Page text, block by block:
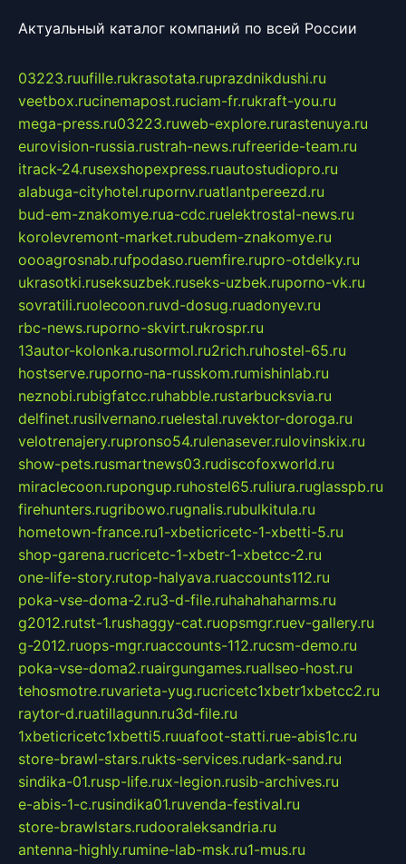
Актуальный каталог компаний по всей России
03223.ruufille.rukrasotata.ruprazdnikdushi.ru
veetbox.rucinemapost.ruciam-fr.rukraft-you.ru
mega-press.ru03223.ruweb-explore.rurastenuya.ru
eurovision-russia.rustrah-news.rufreeride-team.ru
itrack-24.rusexshopexpress.ruautostudiopro.ru
alabuga-cityhotel.rupornv.ruatlantpereezd.ru
bud-em-znakomye.rua-cdc.ruelektrostal-news.ru
korolevremont-market.rubudem-znakomye.ru
oooagrosnab.rufpodaso.ruemfire.rupro-otdelky.ru
ukrasotki.ruseksuzbek.ruseks-uzbek.ruporno-vk.ru
sovratili.ruolecoon.ruvd-dosug.ruadonyev.ru
rbc-news.ruporno-skvirt.rukrospr.ru
13autor-kolonka.rusormol.ru2rich.ruhostel-65.ru
hostserve.ruporno-na-russkom.rumishinlab.ru
neznobi.rubigfatcc.ruhabble.rustarbucksvia.ru
delfinet.rusilvernano.ruelestal.ruvektor-doroga.ru
velotrenajery.rupronso54.rulenasever.rulovinskix.ru
show-pets.rusmartnews03.rudiscofoxworld.ru
miraclecoon.rupongup.ruhostel65.ruliura.ruglasspb.ru
firehunters.rugribowo.rugnalis.rubulkitula.ru
hometown-france.ru1-xbeticricetc-1-xbetti-5.ru
shop-garena.rucricetc-1-xbetr-1-xbetcc-2.ru
one-life-story.rutop-halyava.ruaccounts112.ru
poka-vse-doma-2.ru3-d-file.ruhahahaharms.ru
g2012.rutst-1.rushaggy-cat.ruopsmgr.ruev-gallery.ru
g-2012.ruops-mgr.ruaccounts-112.rucsm-demo.ru
poka-vse-doma2.ruairgungames.ruallseo-host.ru
tehosmotre.ruvarieta-yug.rucricetc1xbetr1xbetcc2.ru
raytor-d.ruatillagunn.ru3d-file.ru
1xbeticricetc1xbetti5.ruuafoot-statti.rue-abis1c.ru
store-brawl-stars.rukts-services.rudark-sand.ru
sindika-01.rusp-life.rux-legion.rusib-archives.ru
e-abis-1-c.rusindika01.ruvenda-festival.ru
store-brawlstars.rudooraleksandria.ru
antenna-highly.rumine-lab-msk.ru1-mus.ru